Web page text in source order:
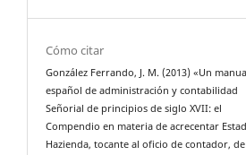
Cómo citar
González Ferrando, J. M. (2013) «Un
español de administración y contabilidad
Señorial de principios de siglo XVII: el
Compendio en materia de acrecentar
Hazienda, tocante al oficio de contador, de